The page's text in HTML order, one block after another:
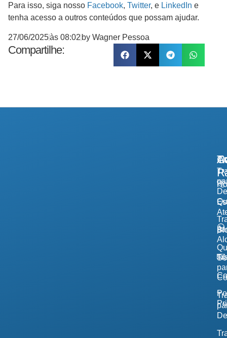
Para isso, siga nosso Facebook, Twitter, e LinkedIn e
tenha acesso a outros conteúdos que possam ajudar.
27/06/2025às 08:02 by Wagner Pessoa
Compartilhe: